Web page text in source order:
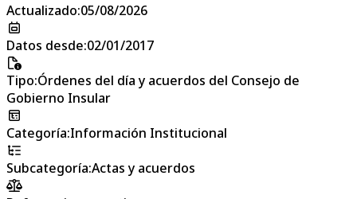
Actualizado:05/08/2026
Datos desde:02/01/2017
Tipo:Órdenes del día y acuerdos del Consejo de
Gobierno Insular
Categoría:Información Institucional
Subcategoría:Actas y acuerdos